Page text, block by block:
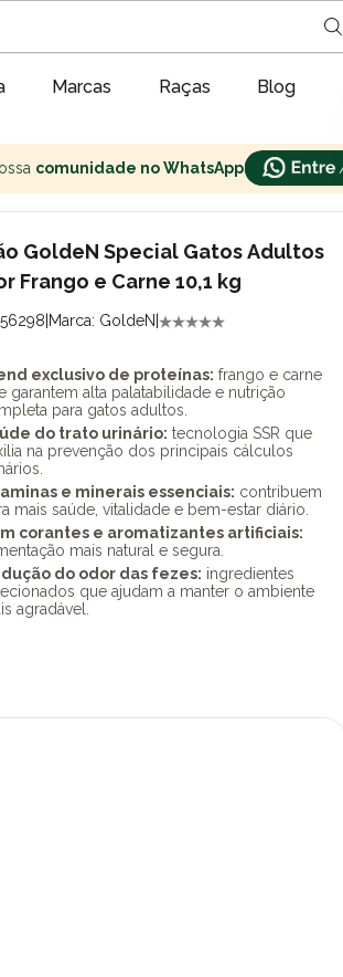
Marcas Raças Blog
comunidade no WhatsApp
GoldeN Special Gatos Adultos
Frango e Carne 10,1 kg
Marca: GoldeN |
exclusivo de proteínas: frango e carne
garantem alta palatabilidade e nutrição
para gatos adultos.
do trato urinário: tecnologia SSR que
na prevenção dos principais cálculos
e minerais essenciais: contribuem
mais saúde, vitalidade e bem-estar diário.
corantes e aromatizantes artificiais:
mais natural e segura.
do odor das fezes: ingredientes
que ajudam a manter o ambiente
agradável.